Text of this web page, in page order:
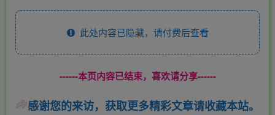
此处内容已隐藏，请付费后查看
------本页内容已结束，喜欢请分享------
感谢您的来访，获取更多精彩文章请收藏本站。